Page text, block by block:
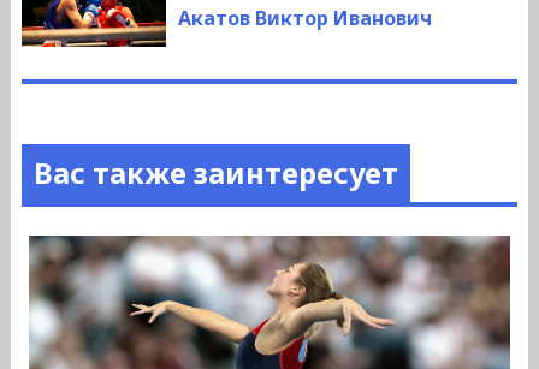
запись:
Акатов Виктор Иванович
Вас также заинтересует